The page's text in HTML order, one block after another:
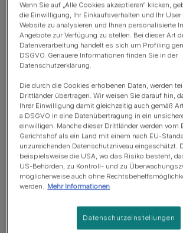
Verfügbare Größen: 14kg
Weizenfreie Rezeptur.
Ohne Zusatz von Weizen.
Ausgewählte Proteinquellen für
​​Eine Kombination aus
hilft, die Gesundheit der Gelenke
ein aktives Leben zu unterstützen.
Mehr
Produktübersicht
Wenn Sie auf „Alle Cookies akzeptieren“ klicken,
die Einwilligung, Ihr Einkaufsverhalten und Ihr User
Website zu analysieren und Ihnen personalisierte
Angebote zur Verfügung zu stellen. Bei dieser Art
Datenverarbeitung handelt es sich um Profiling
DSGVO. Genauere Informationen finden Sie in der
Datenschutzerklärung.
Die durch die Cookies erhobenen Daten, werden
Drittländer übertragen. Wir weisen Sie darauf hin,
Ihrer Einwilligung damit gleichzeitig auch gemäß
a DSGVO in eine Datenübertragung in ein
einwilligen. Manche dieser Drittländer werden vom
Gerichtshof als ein Land mit einem nach EU-
unzureichenden Datenschutzniveau eingeschätzt.
beispielsweise die USA, wo das Risiko besteht,
US-Behörden, zu Kontroll- und zu
möglicherweise auch ohne
werden. Mehr Informationen
Datenschutzeinstellungen